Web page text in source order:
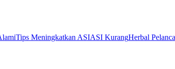
Tips Meningkatkan ASIASI KurangHerbal